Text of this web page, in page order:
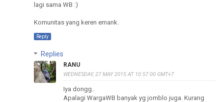
lagi sama WB :)
Komunitas yang keren emank.
Reply
Replies
RANU
WEDNESDAY, 27 MAY 2015 AT 10:57:00 GMT+7
Iya dongg..
Apalagi WargaWB banyak yg jomblo juga. Kurang